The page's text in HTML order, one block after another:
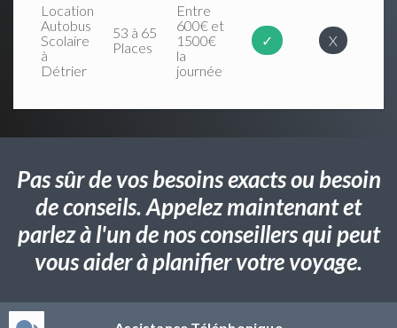
Location
Autobus
Scolaire
à
Détrier
53 à 65
Places
Entre
600€ et
1500€
la
journée
✓ X
Pas sûr de vos besoins exacts ou besoin
de conseils. Appelez maintenant et
parlez à l'un de nos conseillers qui peut
vous aider à planifier votre voyage.